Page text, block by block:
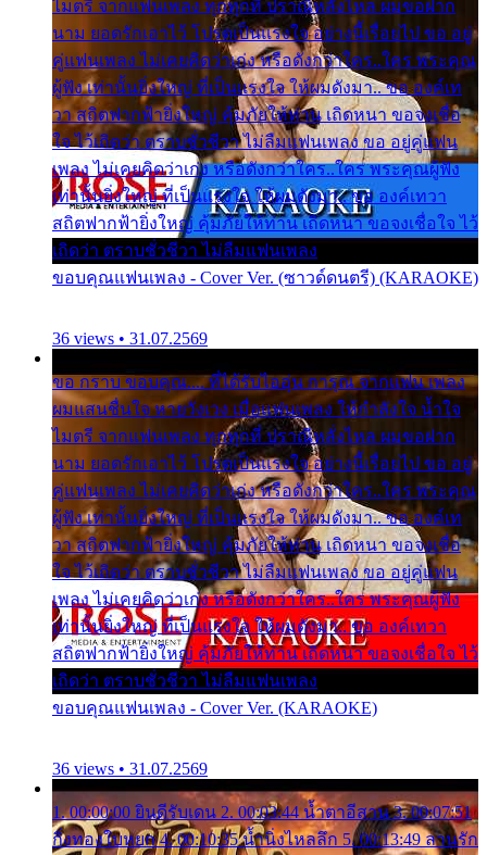
ไมตรี จากแฟนเพลง ทุกทุกที่ ปราณีหลั่งไหล ผมขอฝาก
นาม ยอดรักเอาไว้ โปรดเป็นแรงใจ อย่างนี้เรื่อยไป ขอ อยู่
คู่แฟนเพลง ไม่เคยคิดว่าเก่ง หรือดังกว่าใคร..ใคร พระคุณ
ผู้ฟัง เท่านั้นยิ่งใหญ่ ที่เป็นแรงใจ ให้ผมดังมา.. ขอ องค์เท
วา สถิตฟากฟ้ายิ่งใหญ่ คุ้มภัยให้ท่าน เถิดหนา ขอจงเชื่อ
ใจ ไว้เถิดว่า ตราบชั่วชีวา ไม่ลืมแฟนเพลง ขอ อยู่คู่แฟน
เพลง ไม่เคยคิดว่าเก่ง หรือดังกว่าใคร..ใคร พระคุณผู้ฟัง
เท่านั้นยิ่งใหญ่ ที่เป็นแรงใจ ให้ผมดังมา.. ขอ องค์เทวา
สถิตฟากฟ้ายิ่งใหญ่ คุ้มภัยให้ท่าน เถิดหนา ขอจงเชื่อใจ ไว้
เถิดว่า ตราบชั่วชีวา ไม่ลืมแฟนเพลง
ขอบคุณแฟนเพลง - Cover Ver. (ซาวด์ดนตรี) (KARAOKE)
36 views • 31.07.2569
ขอ กราบ ขอบคุณ.... ที่ได้รับไออุ่น การุณ จากแฟน เพลง
ผมแสนชื่นใจ หายวังเวง เมื่อแฟนเพลง ให้กำลังใจ น้ำใจ
ไมตรี จากแฟนเพลง ทุกทุกที่ ปราณีหลั่งไหล ผมขอฝาก
นาม ยอดรักเอาไว้ โปรดเป็นแรงใจ อย่างนี้เรื่อยไป ขอ อยู่
คู่แฟนเพลง ไม่เคยคิดว่าเก่ง หรือดังกว่าใคร..ใคร พระคุณ
ผู้ฟัง เท่านั้นยิ่งใหญ่ ที่เป็นแรงใจ ให้ผมดังมา.. ขอ องค์เท
วา สถิตฟากฟ้ายิ่งใหญ่ คุ้มภัยให้ท่าน เถิดหนา ขอจงเชื่อ
ใจ ไว้เถิดว่า ตราบชั่วชีวา ไม่ลืมแฟนเพลง ขอ อยู่คู่แฟน
เพลง ไม่เคยคิดว่าเก่ง หรือดังกว่าใคร..ใคร พระคุณผู้ฟัง
เท่านั้นยิ่งใหญ่ ที่เป็นแรงใจ ให้ผมดังมา.. ขอ องค์เทวา
สถิตฟากฟ้ายิ่งใหญ่ คุ้มภัยให้ท่าน เถิดหนา ขอจงเชื่อใจ ไว้
เถิดว่า ตราบชั่วชีวา ไม่ลืมแฟนเพลง
ขอบคุณแฟนเพลง - Cover Ver. (KARAOKE)
36 views • 31.07.2569
1. 00:00:00 ยินดีรับเดน 2. 00:03:44 น้ำตาอีสาน 3. 00:07:51
กิ่งทองใบหยก 4. 00:10:35 น้ำนิ่งไหลลึก 5. 00:13:49 ลานรัก